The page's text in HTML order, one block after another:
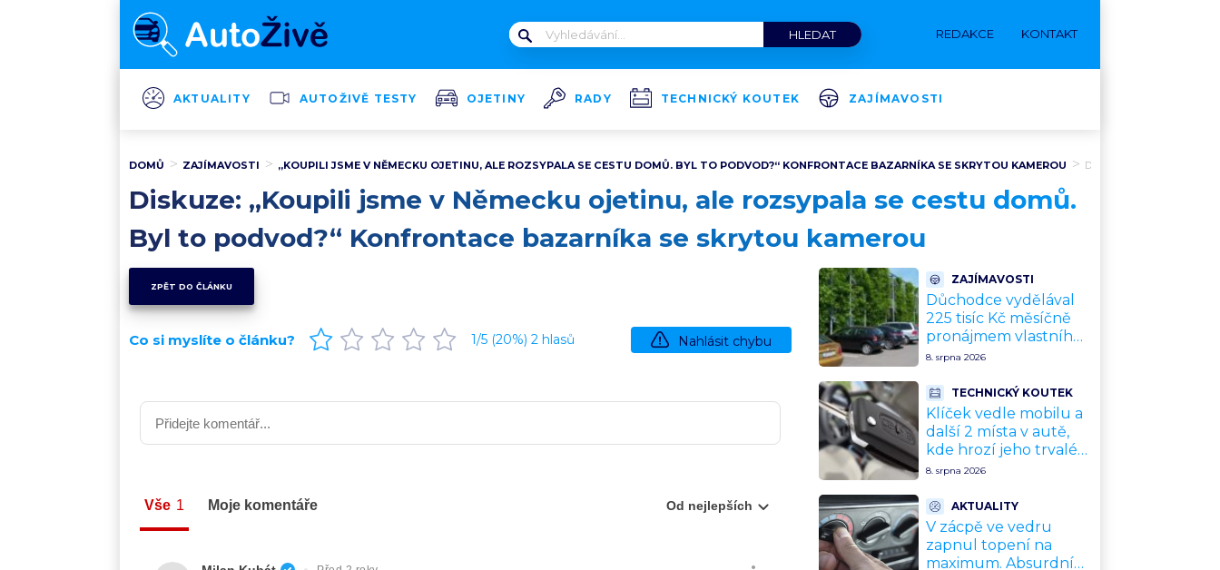
REDAKCE KONTAKT
AKTUALITY AUTOŽIVĚ TESTY OJETINY RADY TECHNICKÝ KOUTEK ZAJÍMAVOSTI
DOMŮ ZAJÍMAVOSTI „KOUPILI JSME V NĚMECKU OJETINU, ALE ROZSYPALA SE CESTU DOMŮ. BYL TO PODVOD?“ KONFRONTACE BAZARNÍKA SE SKRYTOU KAMEROU Diskuze
Diskuze: „Koupili jsme v Německu ojetinu, ale rozsypala se cestu domů.
Byl to podvod?“ Konfrontace bazarníka se skrytou kamerou
ZPĚT DO ČLÁNKU
Co si myslíte o článku? 1/5 (20%) 2 hlasů Nahlásit chybu
ZAJÍMAVOSTI
Důchodce vydělával
225 tisíc Kč měsíčně
pronájmem vlastního
pozemku řidičům. Teď
soud
8. srpna 2026
TECHNICKÝ KOUTEK
Klíček vedle mobilu a
další 2 místa v autě,
kde hrozí jeho trvalé
poškození a
8. srpna 2026
AKTUALITY
V zácpě ve vedru
zapnul topení na
maximum. Absurdní